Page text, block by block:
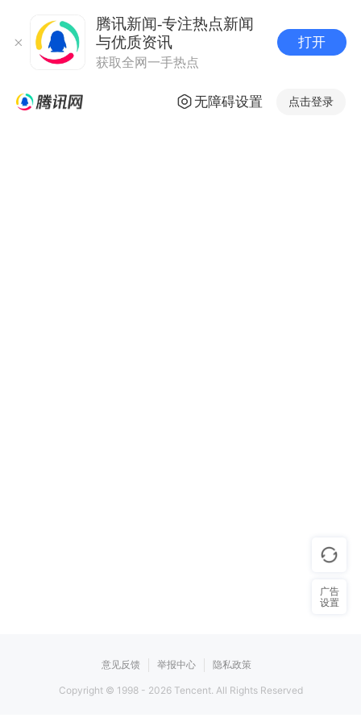
腾讯新闻-专注热点新闻
与优质资讯
获取全网一手热点
打开
无障碍设置 点击登录
意见反馈 举报中心 隐私政策
Copyright © 1998 - 2026Tencent. All Rights Reserved
广告
设置